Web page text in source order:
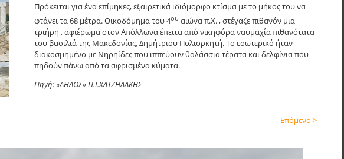
Πρόκειται για ένα επίμηκες, εξαιρετικά ιδιόμορφο κτίσμα με το μήκος του να
φτάνει τα 68 μέτρα. Οικοδόμημα του 4ου αιώνα π.Χ. , στέγαζε πιθανόν μια
τριήρη , αφιέρωμα στον Απόλλωνα έπειτα από νικηφόρα ναυμαχία πιθανότατα
του βασιλιά της Μακεδονίας, Δημήτριου Πολιορκητή. Το εσωτερικό ήταν
διακοσμημένο με Νηρηίδες που ιππεύουν θαλάσσια τέρατα και δελφίνια που
πηδούν πάνω από τα αφρισμένα κύματα.
Πηγή: «ΔΗΛΟΣ» Π.Ι.ΧΑΤΖΗΔΑΚΗΣ
Επόμενο >